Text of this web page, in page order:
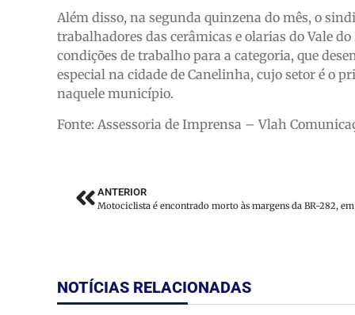
Além disso, na segunda quinzena do mês, o
trabalhadores das cerâmicas e olarias do Vale
condições de trabalho para a categoria, que
especial na cidade de Canelinha, cujo setor é o
naquele município.
Fonte: Assessoria de Imprensa – Vlah
ANTERIOR
NOTÍCIAS RELACIONADAS